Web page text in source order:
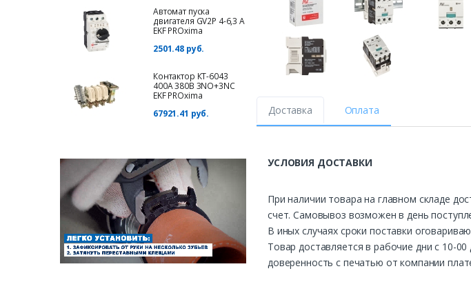
Автомат пуска
двигателя GV2P 4-6,3 А
EKF PROxima
2501.48 руб.
Контактор КТ-6043
400А 380В 3NO+3NC
EKF PROxima
67921.41 руб.
Доставка Оплата
УСЛОВИЯ ДОСТАВКИ
При наличии товара на главном складе
счет. Самовывоз возможен в день
В иных случаях сроки поставки
Товар доставляется в рабочие дни с 10-
доверенность с печатью от компании